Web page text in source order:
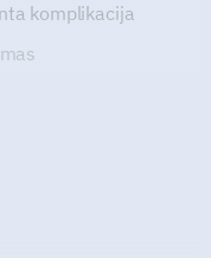
komplikacija